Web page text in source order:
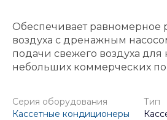
Обеспечивает равномерное
воздуха с дренажным
подачи свежего воздуха для
небольших коммерческих
Серия оборудования
Кассетные кондиционеры
Тип